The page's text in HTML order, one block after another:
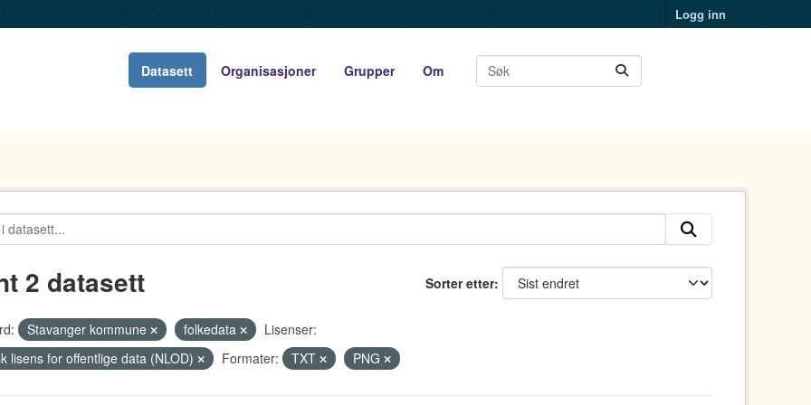
Logg inn
Datasett Organisasjoner Grupper Om
Sorter etter
2 datasett
Stavanger kommune folkedata
Lisenser:
lisens for offentlige data (NLOD)
Formater: TXT PNG